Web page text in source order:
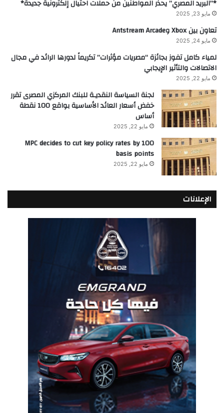
*”البريد المصري” يحذر المواطنين من حملات احتيال إلكترونية جديدة*
مايو 23, 2025
تعاون بين Xbox وAntstream Arcade
مايو 24, 2025
لمياء كامل تفوز بجائزة “مصريات مؤثرات” تكريماً لدورها الرائد في مجال
الاتصالات والتأثير الإيجابي
مايو 22, 2025
لجنة السياسة النقديـة للبنك المركزي المصرى تقرر
خفض أسعار العائد الأساسية بواقع 100 نقطة
أساس
مايو 22, 2025
MPC decides to cut key policy rates by 100
basis points
مايو 22, 2025
الإعلانات